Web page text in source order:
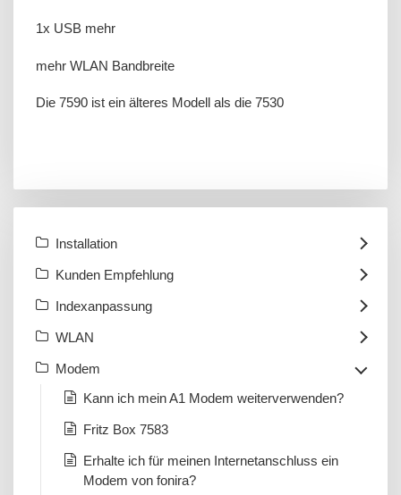
1x USB mehr
mehr WLAN Bandbreite
Die 7590 ist ein älteres Modell als die 7530
Installation
Kunden Empfehlung
Indexanpassung
WLAN
Modem
Kann ich mein A1 Modem weiterverwenden?
Fritz Box 7583
Erhalte ich für meinen Internetanschluss ein
Modem von fonira?